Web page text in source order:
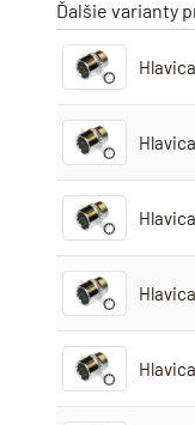
Ďalšie varianty